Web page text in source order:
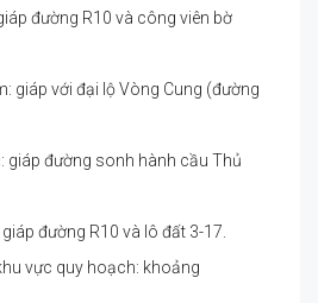
đường R10 và công viên bờ
giáp với đại lộ Vòng Cung (đường
giáp đường sonh hành cầu Thủ
đường R10 và lô đất 3-17.
vực quy hoạch: khoảng